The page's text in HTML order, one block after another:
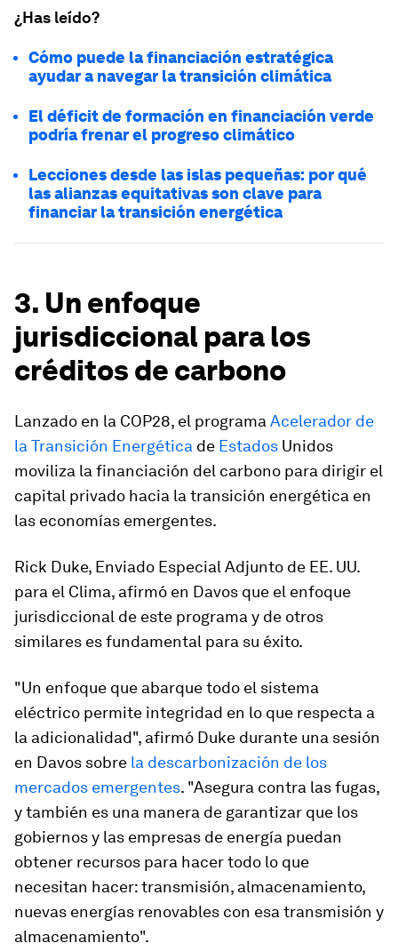
¿Has leído?
Cómo puede la financiación estratégica
ayudar a navegar la transición climática
El déficit de formación en financiación verde
podría frenar el progreso climático
Lecciones desde las islas pequeñas: por qué
las alianzas equitativas son clave para
financiar la transición energética
3. Un enfoque
jurisdiccional para los
créditos de carbono
Lanzado en la COP28, el programa Acelerador de
la Transición Energética de Estados Unidos
moviliza la financiación del carbono para dirigir el
capital privado hacia la transición energética en
las economías emergentes.
Rick Duke, Enviado Especial Adjunto de EE. UU.
para el Clima, afirmó en Davos que el enfoque
jurisdiccional de este programa y de otros
similares es fundamental para su éxito.
"Un enfoque que abarque todo el sistema
eléctrico permite integridad en lo que respecta a
la adicionalidad", afirmó Duke durante una sesión
en Davos sobre la descarbonización de los
mercados emergentes. "Asegura contra las fugas,
y también es una manera de garantizar que los
gobiernos y las empresas de energía puedan
obtener recursos para hacer todo lo que
necesitan hacer: transmisión, almacenamiento,
nuevas energías renovables con esa transmisión y
almacenamiento".